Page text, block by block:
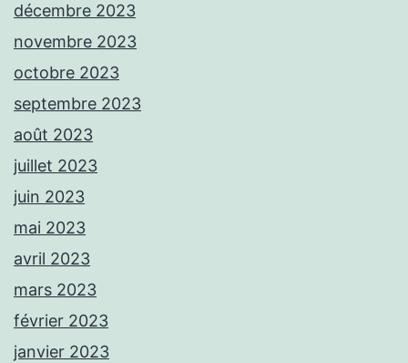
décembre 2023
novembre 2023
octobre 2023
septembre 2023
août 2023
juillet 2023
juin 2023
mai 2023
avril 2023
mars 2023
février 2023
janvier 2023